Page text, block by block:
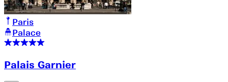
Paris
Palace
Palais Garnier